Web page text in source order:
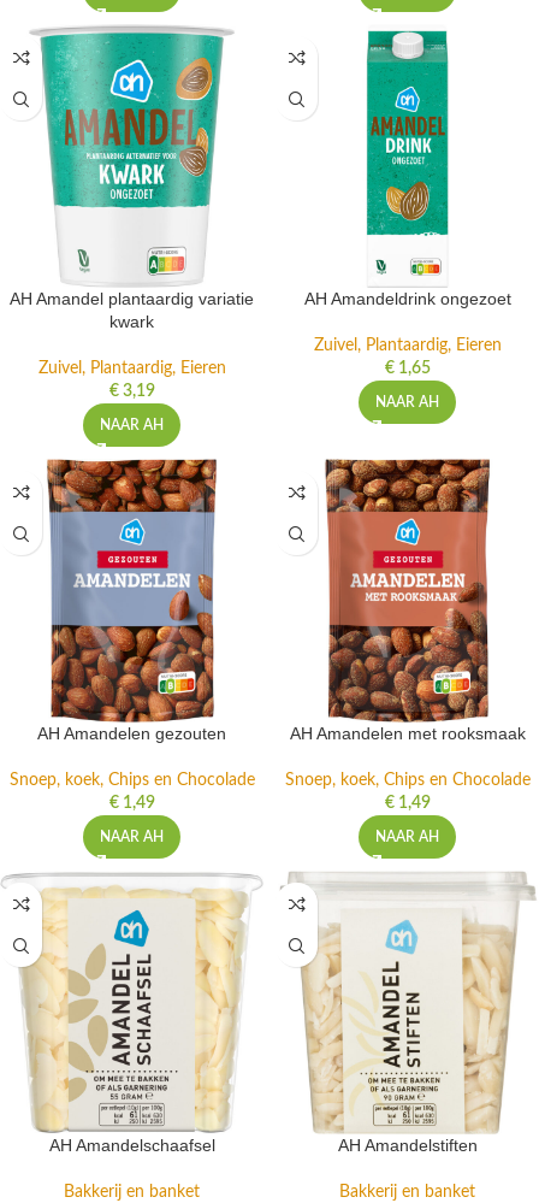
AH Amandel plantaardig variatie
kwark
Zuivel, Plantaardig, Eieren
€3,19
NAAR AH
AH Amandeldrink ongezoet
Zuivel, Plantaardig, Eieren
€1,65
NAAR AH
AH Amandelen gezouten
Snoep, koek, Chips en Chocolade
€1,49
NAAR AH
AH Amandelen met rooksmaak
Snoep, koek, Chips en Chocolade
€1,49
NAAR AH
AH Amandelschaafsel
Bakkerij en banket
AH Amandelstiften
Bakkerij en banket